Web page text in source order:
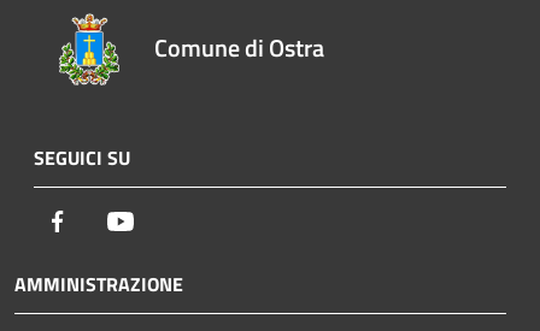
Comune di Ostra
SEGUICI SU
Facebook
AMMINISTRAZIONE